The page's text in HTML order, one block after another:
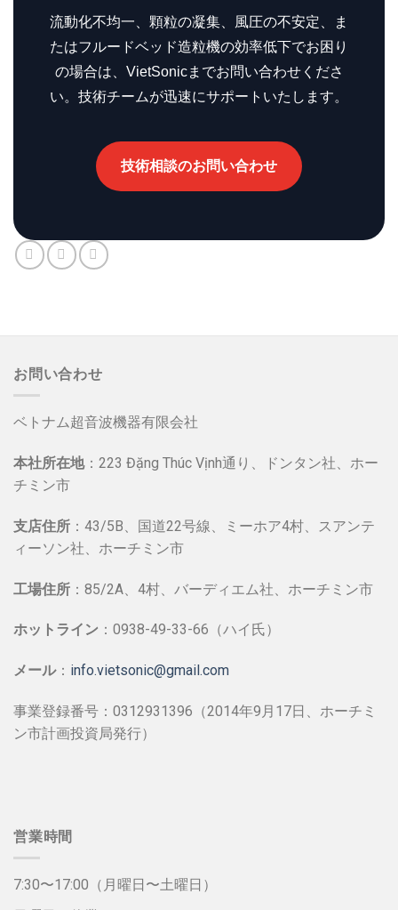
流動化不均一、顆粒の凝集、風圧の不安定、ま
たはフルードベッド造粒機の効率低下でお困り
の場合は、VietSonicまでお問い合わせくださ
い。技術チームが迅速にサポートいたします。
技術相談のお問い合わせ
お問い合わせ
ベトナム超音波機器有限会社
本社所在地：223 Đặng Thúc Vịnh通り、ドンタン社、ホー
チミン市
支店住所 ：43/5B、国道22号線、ミーホア4村、スアンテ
ィーソン社、ホーチミン市
工場住所 ：85/2A、4村、バーディエム社、ホーチミン市
ホットライン ：0938-49-33-66（ハイ氏）
メール： info.vietsonic@gmail.com
事業登録番号：0312931396（2014年9月17日、ホーチミ
ン市計画投資局発行）
営業時間
7:30〜17:00（月曜日〜土曜日）